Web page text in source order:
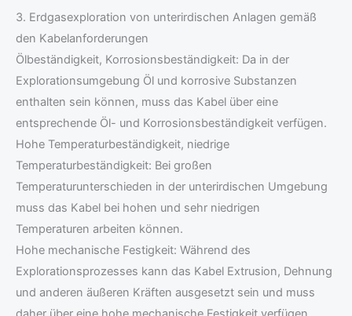
3. Erdgasexploration von unterirdischen Anlagen gemäß
den Kabelanforderungen
Ölbeständigkeit, Korrosionsbeständigkeit: Da in der
Explorationsumgebung Öl und korrosive Substanzen
enthalten sein können, muss das Kabel über eine
entsprechende Öl- und Korrosionsbeständigkeit verfügen.
Hohe Temperaturbeständigkeit, niedrige
Temperaturbeständigkeit: Bei großen
Temperaturunterschieden in der unterirdischen Umgebung
muss das Kabel bei hohen und sehr niedrigen
Temperaturen arbeiten können.
Hohe mechanische Festigkeit: Während des
Explorationsprozesses kann das Kabel Extrusion, Dehnung
und anderen äußeren Kräften ausgesetzt sein und muss